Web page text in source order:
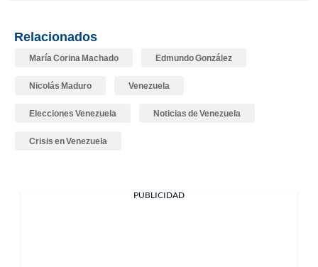
Relacionados
María Corina Machado Edmundo González
Nicolás Maduro Venezuela
Elecciones Venezuela Noticias de Venezuela
Crisis en Venezuela
PUBLICIDAD